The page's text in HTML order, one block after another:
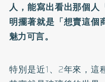
人，能寫出看出那個人
明擺著就是「想賣這個
魅力可言。
特別是近1、2年來，這